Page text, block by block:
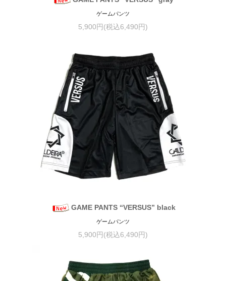
ゲームパンツ
5,900円(税込6,490円)
GAME PANTS “VERSUS” black
ゲームパンツ
5,900円(税込6,490円)